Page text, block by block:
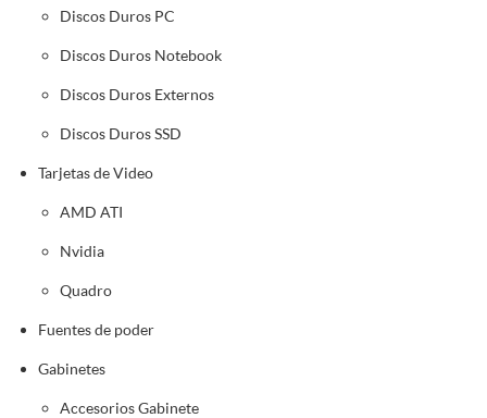
Discos Duros PC
Discos Duros Notebook
Discos Duros Externos
Discos Duros SSD
Tarjetas de Video
AMD ATI
Nvidia
Quadro
Fuentes de poder
Gabinetes
Accesorios Gabinete